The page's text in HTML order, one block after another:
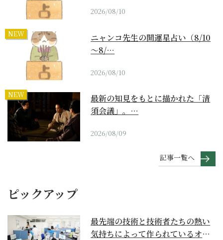
2026/08/10
NEW
ニャンコ先生の開運星占い（8/10
～8/…
2026/08/10
NEW
最新の知見をもとに描かれた「清
須会議」。…
2026/08/09
記事一覧へ
ピックアップ
最先端の技術と技術者たちの熱い
気持ちによって作られているオー